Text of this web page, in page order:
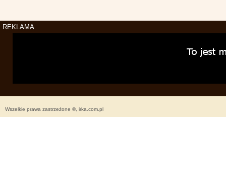
REKLAMA
Wszelkie prawa zastrzeżone ©, irka.com.pl